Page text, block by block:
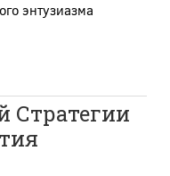
энтузиазма
Стратегии